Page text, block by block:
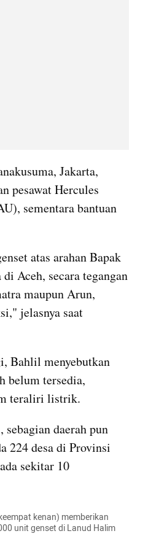
Jakarta,
pesawat Hercules
sementara bantuan
atas arahan Bapak
Aceh, secara tegangan
maupun Arun,
jelasnya saat
Bahlil menyebutkan
belum tersedia,
teraliri listrik.
daerah pun
224 desa di Provinsi
sekitar 10
kenan) memberikan
unit genset di Lanud Halim